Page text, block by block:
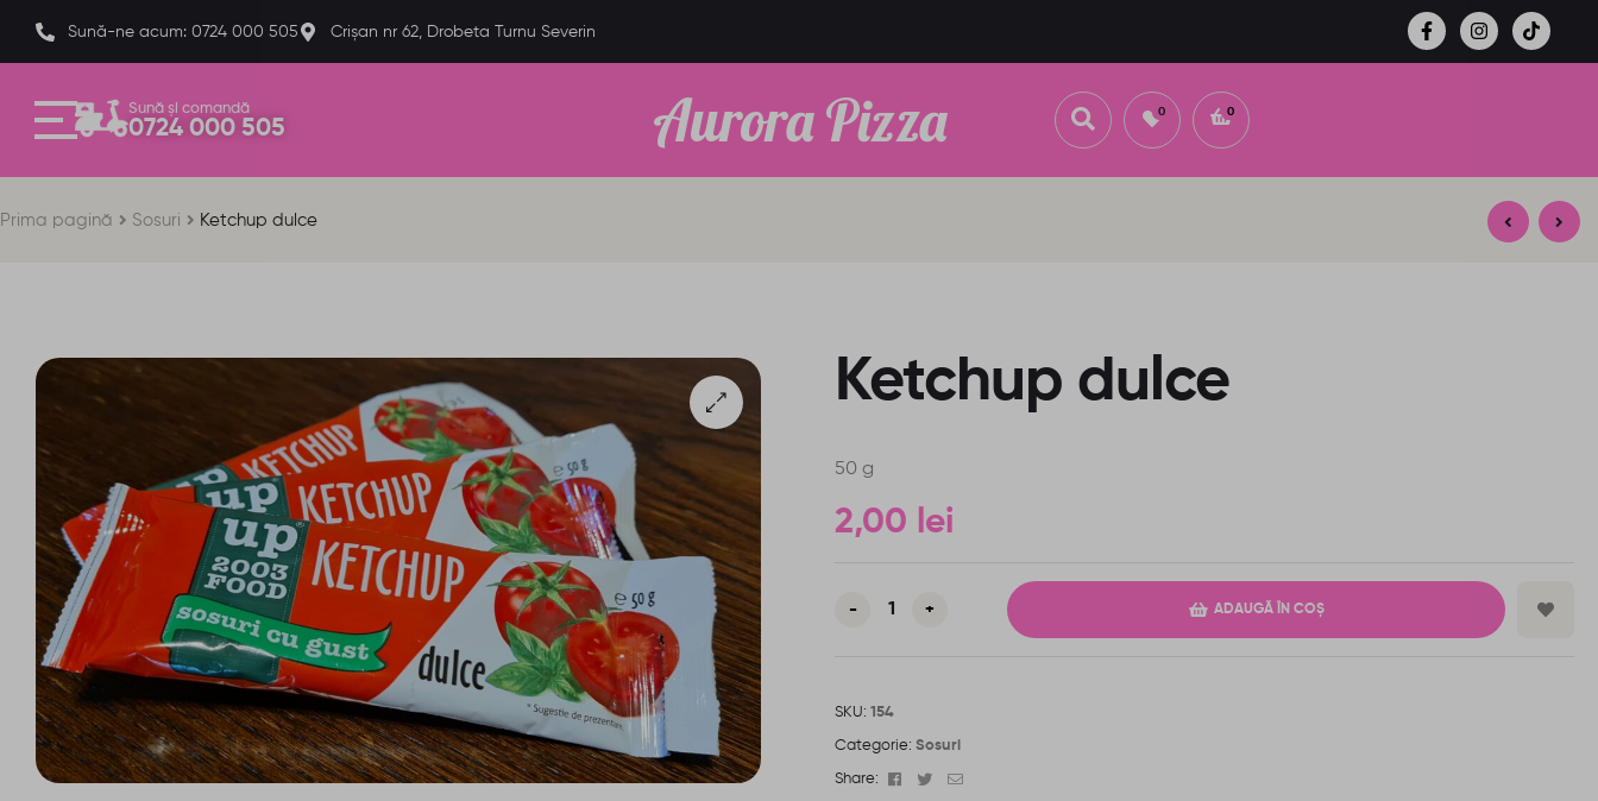
Sună-ne acum: 0724 000 505 Crișan nr 62, Drobeta Turnu Severin
Sună și comandă
0724 000 505 Aurora Pizza 0 0
Prima pagină Sosuri Ketchup dulce
Ketchup dulce
50 g
2,00 lei
- + ADAUGĂ ÎN COȘ
SKU: 154
Categorie: Sosuri
Share: Facebook
TwitterEmail